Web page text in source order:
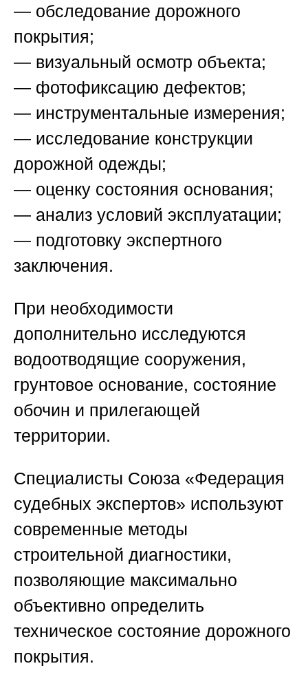
— обследование дорожного
покрытия;
— визуальный осмотр объекта;
— фотофиксацию дефектов;
— инструментальные измерения;
— исследование конструкции
дорожной одежды;
— оценку состояния основания;
— анализ условий эксплуатации;
— подготовку экспертного
заключения.
При необходимости
дополнительно исследуются
водоотводящие сооружения,
грунтовое основание, состояние
обочин и прилегающей
территории.
Специалисты Союза «Федерация
судебных экспертов» используют
современные методы
строительной диагностики,
позволяющие максимально
объективно определить
техническое состояние дорожного
покрытия.